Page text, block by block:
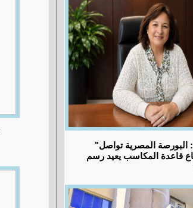
"جيهان يعقوب": البورصة المصرية تواصل
قاعدة المكاسب يعيد رسم